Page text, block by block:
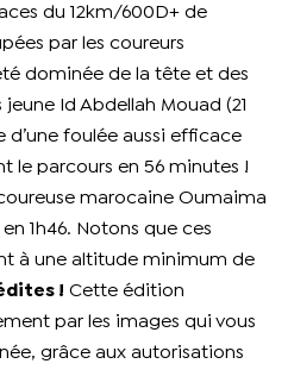
du 12km/600D+ de
par les coureurs
dominée de la tête et des
Id Abdellah Mouad (21
d’une foulée aussi efficace
le parcours en 56 minutes !
marocaine Oumaima
1h46. Notons que ces
à une altitude minimum de
! Cette édition
par les images qui vous
grâce aux autorisations